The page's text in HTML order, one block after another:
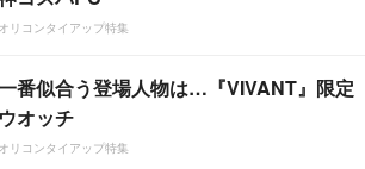
オリコンタイアップ特集
番似合う登場人物は…『VIVANT』限定
ウオッチ
オリコンタイアップ特集